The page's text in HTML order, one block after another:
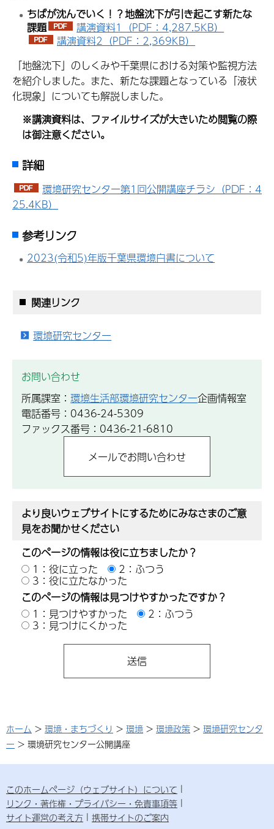
ちばが沈んでいく！？地盤沈下が引き起こす新たな
課題
講演資料1（PDF：4,287.5KB）
講演資料2（PDF：2,369KB）
「地盤沈下」のしくみや千葉県における対策や監視方法
を紹介しました。また、新たな課題となっている「液状
化現象」についても解説しました。
※講演資料は、ファイルサイズが大きいため閲覧の際
は御注意ください。
詳細
環境研究センター第1回公開講座チラシ（PDF：4
25.4KB）
参考リンク
2023(令和5)年版千葉県環境白書について
関連リンク
環境研究センター
お問い合わせ
所属課室： 環境生活部環境研究センター企画情報室
電話番号：0436-24-5309
ファックス番号：0436-21-6810
より良いウェブサイトにするためにみなさまのご意
見をお聞かせください
このページの情報は役に立ちましたか？
1：役に立った
2：ふつう
3：役に立たなかった
このページの情報は見つけやすかったですか？
1：見つけやすかった
2：ふつう
3：見つけにくかった
ホーム > 環境・まちづくり > 環境 > 環境政策 > 環境研究センタ
ー > 環境研究センター公開講座
このホームページ（ウェブサイト）について
リンク・著作権・プライバシー・免責事項等
サイト運営の考え方
携帯サイトのご案内